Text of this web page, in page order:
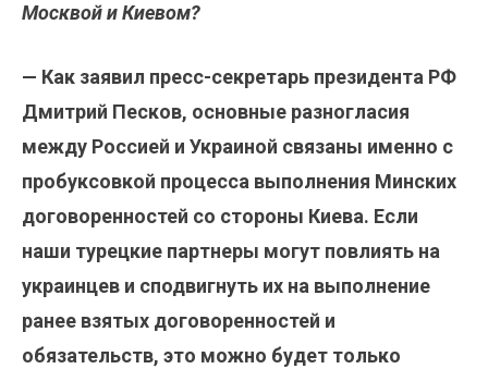
Москвой и Киевом?
— Как заявил пресс-секретарь президента РФ
Дмитрий Песков, основные разногласия
между Россией и Украиной связаны именно с
пробуксовкой процесса выполнения Минских
договоренностей со стороны Киева. Если
наши турецкие партнеры могут повлиять на
украинцев и сподвигнуть их на выполнение
ранее взятых договоренностей и
обязательств, это можно будет только